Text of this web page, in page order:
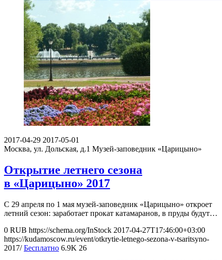
2017-04-29 2017-05-01
Москва, ул. Дольская, д.1 Музей-заповедник «Царицыно»
Открытие летнего сезона
в «Царицыно» 2017
С 29 апреля по 1 мая музей-заповедник «Царицыно» откроет
летний сезон: заработает прокат катамаранов, в пруды будут…
0 RUB https://schema.org/InStock 2017-04-27T17:46:00+03:00
https://kudamoscow.ru/event/otkrytie-letnego-sezona-v-tsaritsyno-
2017/ Бесплатно 6.9K 26